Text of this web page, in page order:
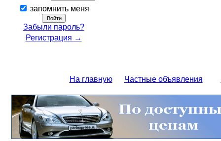
запомнить меня
Забыли пароль?
Регистрация →
На главную Частные объявления